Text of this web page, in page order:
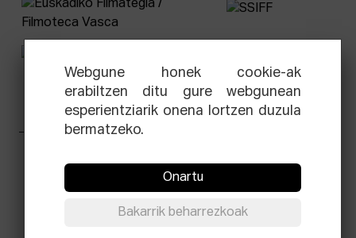
Tabakalera · Andre zigarrogileak plaza, 1
Webgune honek cookie-ak
erabiltzen ditu gure webgunean
esperientziarik onena lortzen duzula
bermatzeko.
Onartu
Bakarrik beharrezkoak